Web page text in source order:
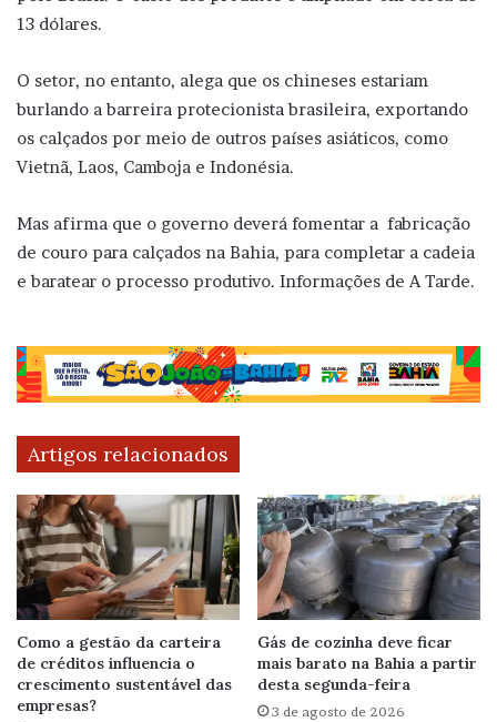
13 dólares.
O setor, no entanto, alega que os chineses estariam
burlando a barreira protecionista brasileira, exportando
os calçados por meio de outros países asiáticos, como
Vietnã, Laos, Camboja e Indonésia.
Mas afirma que o governo deverá fomentar a fabricação
de couro para calçados na Bahia, para completar a cadeia
e baratear o processo produtivo. Informações de A Tarde.
Artigos relacionados
Como a gestão da carteira
de créditos influencia o
crescimento sustentável das
empresas?
Gás de cozinha deve ficar
mais barato na Bahia a partir
desta segunda-feira
3 de agosto de 2026